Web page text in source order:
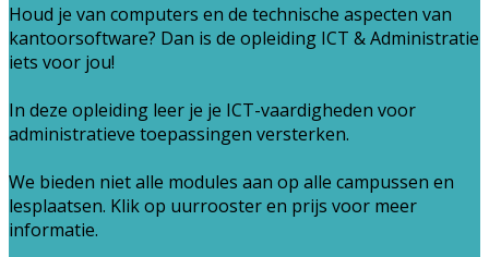
Houd je van computers en de technische aspecten van
kantoorsoftware? Dan is de opleiding ICT & Administratie
iets voor jou!
In deze opleiding leer je je ICT-vaardigheden voor
administratieve toepassingen versterken.
We bieden niet alle modules aan op alle campussen en
lesplaatsen. Klik op uurrooster en prijs voor meer
informatie.